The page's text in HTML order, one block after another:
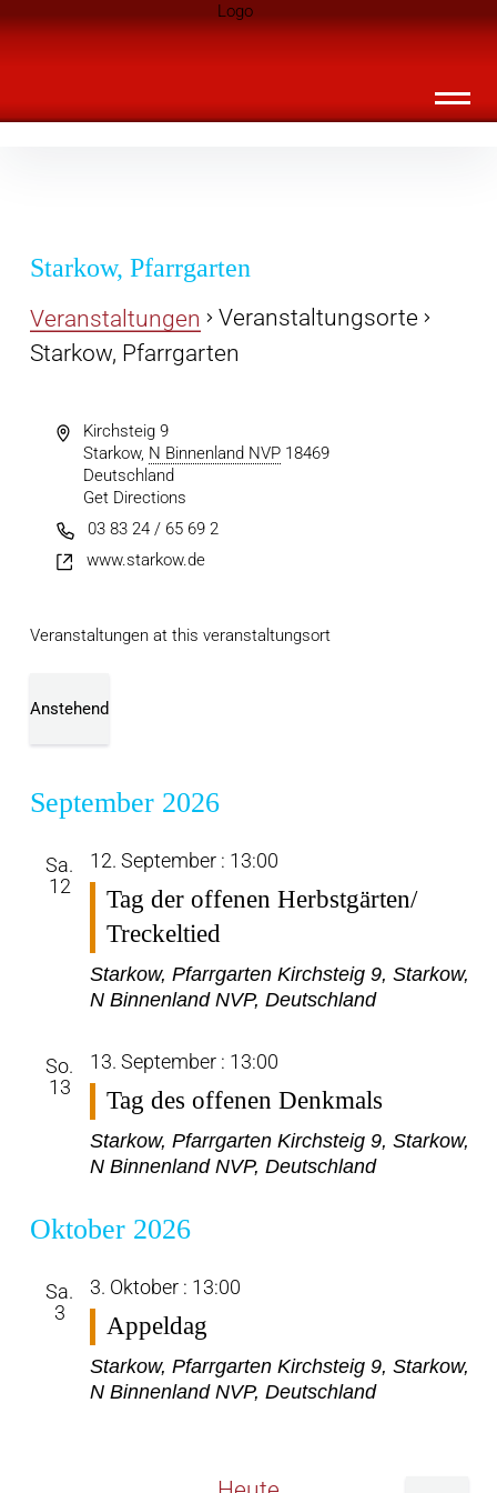
überspringen
Landknirpse – Die Zeitschrift für Leute
Starkow, Pfarrgarten
Veranstaltungen
Veranstaltungsorte
Starkow, Pfarrgarten
Kirchsteig 9
Starkow, N Binnenland NVP 18469
Deutschland
Get Directions
03 83 24 / 65 69 2
www.starkow.de
Veranstaltungen at this veranstaltungsort
Anstehend
September 2026
Sa.
12
12. September : 13:00
Tag der offenen Herbstgärten/
Treckeltied
Starkow, Pfarrgarten Kirchsteig 9, Starkow,
N Binnenland NVP, Deutschland
So.
13
13. September : 13:00
Tag des offenen Denkmals
Starkow, Pfarrgarten Kirchsteig 9, Starkow,
N Binnenland NVP, Deutschland
Oktober 2026
Sa.
3
3. Oktober : 13:00
Appeldag
Starkow, Pfarrgarten Kirchsteig 9, Starkow,
N Binnenland NVP, Deutschland